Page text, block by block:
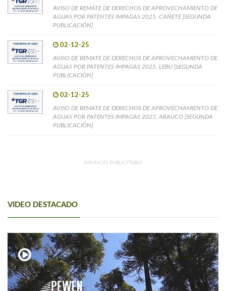
AVISO DE REMATE DE DERECHOS DE APROVECHAMIENTO DE
AGUAS POR PATENTES IMPAGAS 2025, CAÑETE [SEGUNDA
PUBLICACIÓN]
02-12-25
AVISO DE REMATE DE DERECHOS DE APROVECHAMIENTO DE
AGUAS POR PATENTES IMPAGAS 2025, LEBU [SEGUNDA
PUBLICACIÓN]
02-12-25
AVISO DE REMATE DE DERECHOS DE APROVECHAMIENTO DE
AGUAS POR PATENTES IMPAGAS 2025, ARAUCO [SEGUNDA
PUBLICACIÓN]
ANUNCIO PUBLICITARIO
VIDEO DESTACADO